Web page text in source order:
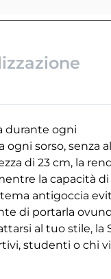
durante ogni
ogni sorso, senza
di 23 cm, la
la capacità di
antigoccia
di portarla
al tuo stile, la
studenti o chi